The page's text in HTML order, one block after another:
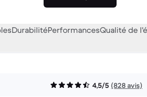
DurabilitéPerformancesQualité de
4,5/5 (828 avis)